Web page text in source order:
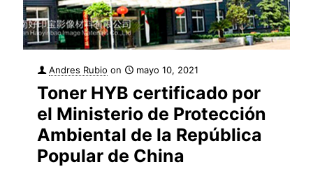
Andres Rubio on mayo 10, 2021
Toner HYB certificado por
el Ministerio de Protección
Ambiental de la República
Popular de China